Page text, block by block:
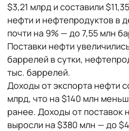
$3,21 млрд и составили
нефти и нефтепродуктов в
почти на 9% — до 7,55 млн
Поставки нефти
баррелей в сутки,
тыс. баррелей.
Доходы от экспорта нефти
млрд, что на $140 млн
ранее. Доходы от поставок
выросли на $380 млн — до